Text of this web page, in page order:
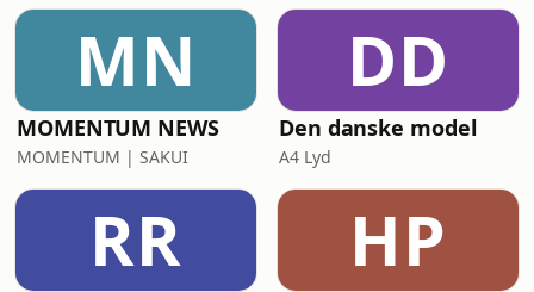
MN
MOMENTUM NEWS
MOMENTUM | SAKUI
DD
Den danske model
A4 Lyd
RR HP